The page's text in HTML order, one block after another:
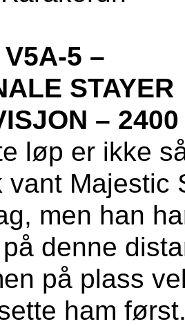
V5A-5 –
STAYER
– 2400
løp er ikke
vant Majestic
men han
denne
på plass
ham